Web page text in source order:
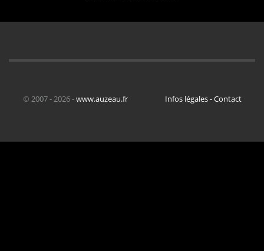
© 2007 - 2026 -www.auzeau.fr Infos légales - Contact